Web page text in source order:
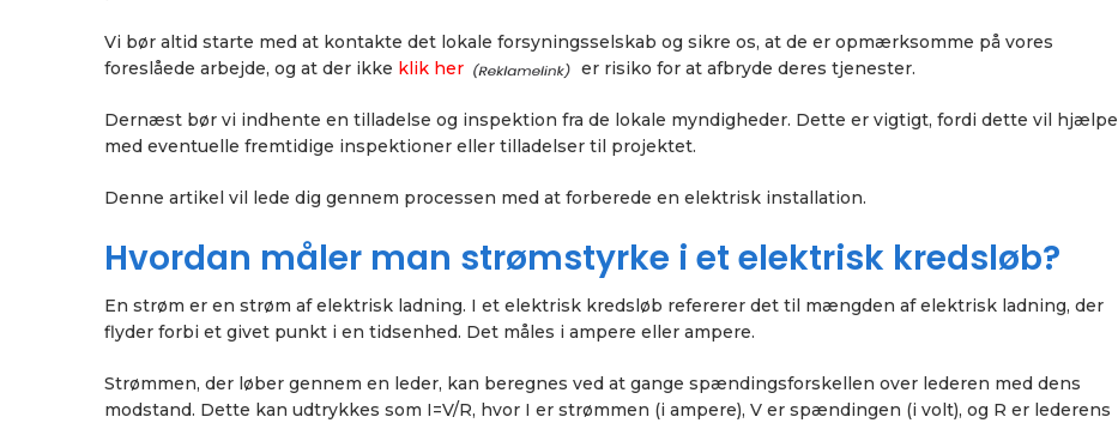
Vi bør altid starte med at kontakte det lokale forsyningsselskab og sikre os, at de er opmærksomme på vores
foreslåede arbejde, og at der ikke klik her er risiko for at afbryde deres tjenester.
Dernæst bør vi indhente en tilladelse og inspektion fra de lokale myndigheder. Dette er vigtigt, fordi dette vil hjælpe
med eventuelle fremtidige inspektioner eller tilladelser til projektet.
Denne artikel vil lede dig gennem processen med at forberede en elektrisk installation.
Hvordan måler man strømstyrke i et elektrisk kredsløb?
En strøm er en strøm af elektrisk ladning. I et elektrisk kredsløb refererer det til mængden af elektrisk ladning, der
flyder forbi et givet punkt i en tidsenhed. Det måles i ampere eller ampere.
Strømmen, der løber gennem en leder, kan beregnes ved at gange spændingsforskellen over lederen med dens
modstand. Dette kan udtrykkes som I=V/R, hvor I er strømmen (i ampere), V er spændingen (i volt), og R er lederens